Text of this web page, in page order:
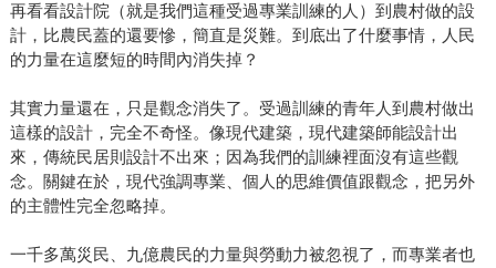
再看看設計院（就是我們這種受過專業訓練的人）到農村做的設
計，比農民蓋的還要慘，簡直是災難。到底出了什麼事情，人民
的力量在這麼短的時間內消失掉？
其實力量還在，只是觀念消失了。受過訓練的青年人到農村做出
這樣的設計，完全不奇怪。像現代建築，現代建築師能設計出
來，傳統民居則設計不出來；因為我們的訓練裡面沒有這些觀
念。關鍵在於，現代強調專業、個人的思維價值跟觀念，把另外
的主體性完全忽略掉。
一千多萬災民、九億農民的力量與勞動力被忽視了，而專業者也